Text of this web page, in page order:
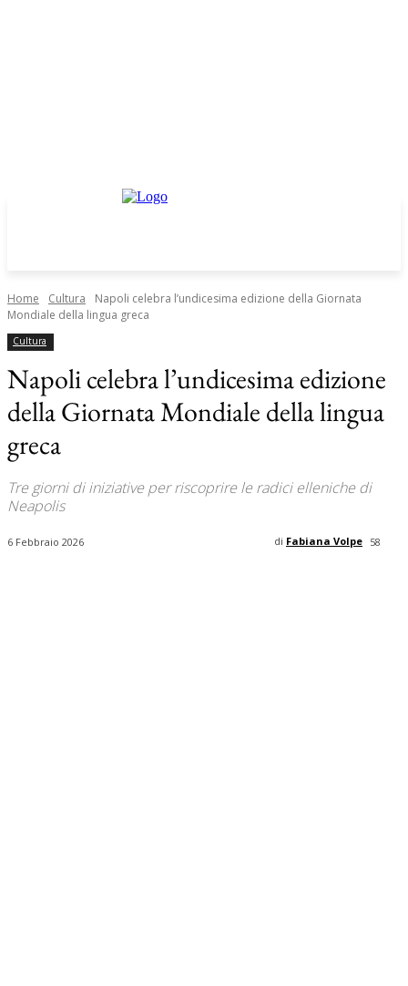
Home Cultura
Napoli celebra l’undicesima edizione della Giornata
Mondiale della lingua greca
Cultura
Napoli celebra l’undicesima edizione
della Giornata Mondiale della lingua
greca
Tre giorni di iniziative per riscoprire le radici elleniche di
Neapolis
6 Febbraio 2026 58
di Fabiana Volpe